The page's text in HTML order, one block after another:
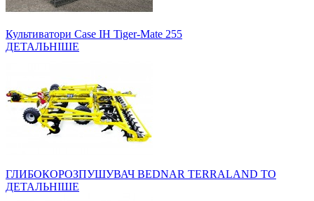
Культиватори Case IH Tiger-Mate 255
ДЕТАЛЬНІШЕ
ГЛИБОКОРОЗПУШУВАЧ BEDNAR TERRALAND TO
ДЕТАЛЬНІШЕ